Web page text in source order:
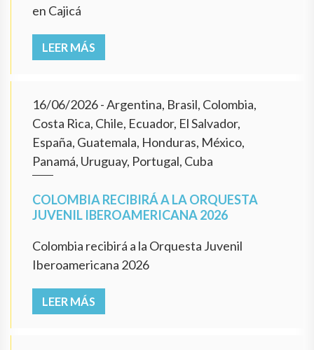
en Cajicá
LEER MÁS
16/06/2026- Argentina, Brasil, Colombia,
Costa Rica, Chile, Ecuador, El Salvador,
España, Guatemala, Honduras, México,
Panamá, Uruguay, Portugal, Cuba
COLOMBIA RECIBIRÁ A LA ORQUESTA
JUVENIL IBEROAMERICANA 2026
Colombia recibirá a la Orquesta Juvenil
Iberoamericana 2026
LEER MÁS